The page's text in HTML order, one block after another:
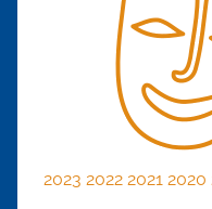
2023 2022 2021 2020